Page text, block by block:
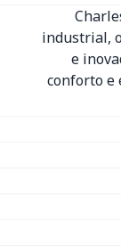
industrial,
e
conforto e